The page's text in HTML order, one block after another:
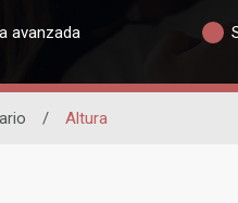
avanzada
/ Altura